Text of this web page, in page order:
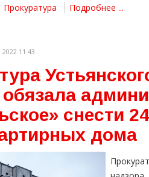
Прокуратура Подробнее ...
11:43
обязала
снести
дома